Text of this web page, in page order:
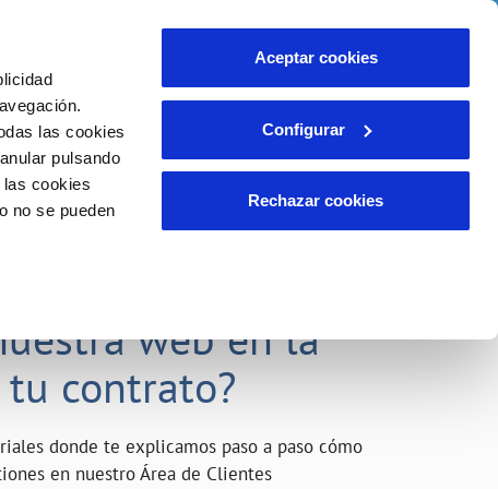
las cookies
pulsando
las cookies
no se pueden
Aceptar cookies
Configurar
Rechazar cookies
INCIDENCIAS
Comunica anomalías o posibles
compromisos
web en la
contrato?
donde te explicamos paso a paso cómo
en nuestro Área de Clientes